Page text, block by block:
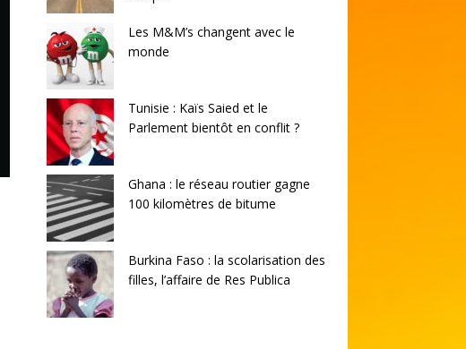
Les M&M’s changent avec le
monde
Tunisie : Kaïs Saied et le
Parlement bientôt en conflit ?
Ghana : le réseau routier gagne
100 kilomètres de bitume
Burkina Faso : la scolarisation des
filles, l’affaire de Res Publica